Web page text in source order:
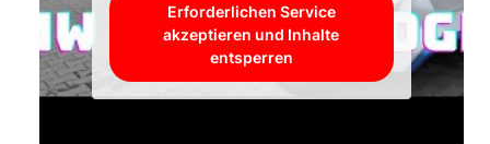
Erforderlichen Service
akzeptieren und Inhalte
entsperren